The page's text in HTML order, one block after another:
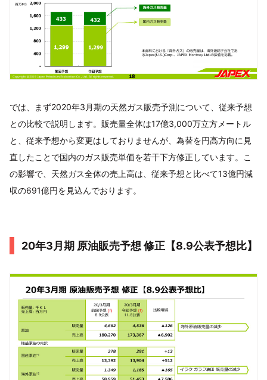
では、まず2020年3月期の天然ガス販売予測について、従来予想
との比較で説明します。販売量全体は17億3,000万立方メートル
と、従来予想から変更はしておりませんが、為替を円高方向に見
直したことで国内のガス販売単価を若干下方修正しています。こ
の影響で、天然ガス全体の売上高は、従来予想と比べて13億円減
収の691億円を見込んでおります。
20年3月期 原油販売予想 修正【8.9公表予想比】